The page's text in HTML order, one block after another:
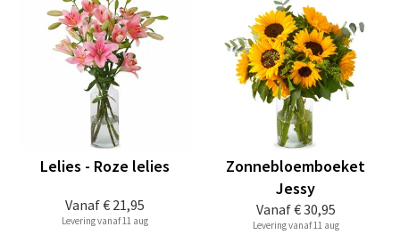
Vanaf€ 21,95
Lelies - Roze lelies
Levering vanaf 11 aug
Vanaf€ 30,95
Zonnebloemboeket
Jessy
Levering vanaf 11 aug